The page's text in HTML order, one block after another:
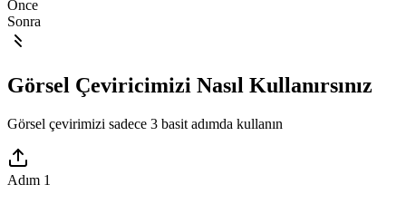
Önce
Sonra
Görsel Çeviricimizi Nasıl Kullanırsınız
Görsel çevirimizi sadece 3 basit adımda kullanın
Adım 1